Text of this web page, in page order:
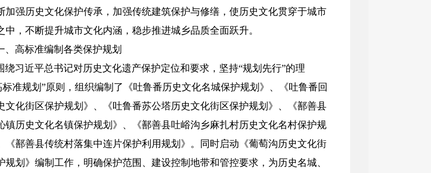
加强历史文化保护传承，加强传统建筑保护与修缮，使历史文化贯穿于城市
中，不断提升城市文化内涵，稳步推进城乡品质全面跃升。
、高标准编制各类保护规划
绕习近平总书记对历史文化遗产保护定位和要求，坚持“规划先行”的理
标准规划”原则，组织编制了《吐鲁番历史文化名城保护规划》、《吐鲁番回
文化街区保护规划》、《吐鲁番苏公塔历史文化街区保护规划》、《鄯善县
镇历史文化名镇保护规划》、《鄯善县吐峪沟乡麻扎村历史文化名村保护规
《鄯善县传统村落集中连片保护利用规划》。同时启动《葡萄沟历史文化街
规划》编制工作，明确保护范围、建设控制地带和管控要求，为历史名城、